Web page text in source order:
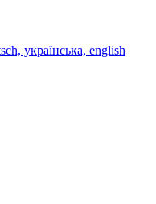
українська, english